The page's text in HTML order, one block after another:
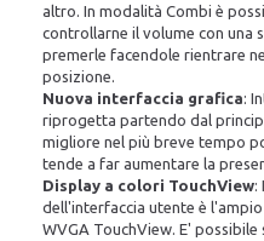
altro. In modalità Combi è
controllarne il volume con una
premerle facendole rientrare
posizione.
Nuova interfaccia grafica:
riprogetta partendo dal
migliore nel più breve tempo
tende a far aumentare la
Display a colori TouchView:
dell'interfaccia utente è
WVGA TouchView. E'